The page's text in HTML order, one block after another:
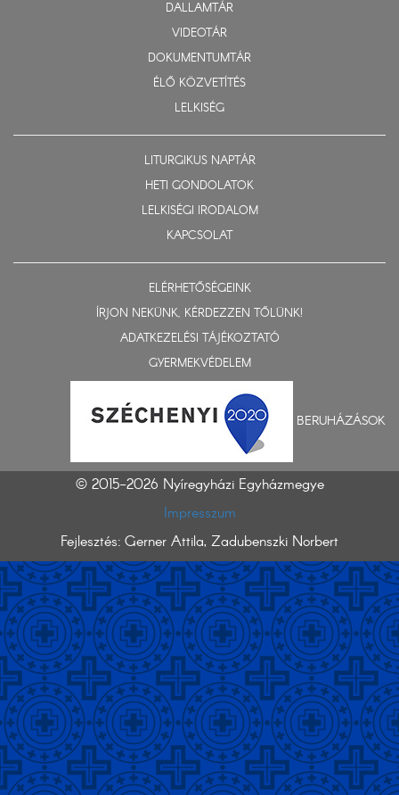
DALLAMTÁR
VIDEOTÁR
DOKUMENTUMTÁR
ÉLŐ KÖZVETÍTÉS
LELKISÉG
LITURGIKUS NAPTÁR
HETI GONDOLATOK
LELKISÉGI IRODALOM
KAPCSOLAT
ELÉRHETŐSÉGEINK
ÍRJON NEKÜNK, KÉRDEZZEN TŐLÜNK!
ADATKEZELÉSI TÁJÉKOZTATÓ
GYERMEKVÉDELEM
BERUHÁZÁSOK
© 2015-2026 Nyíregyházi Egyházmegye
Impresszum
Fejlesztés: Gerner Attila, Zadubenszki Norbert